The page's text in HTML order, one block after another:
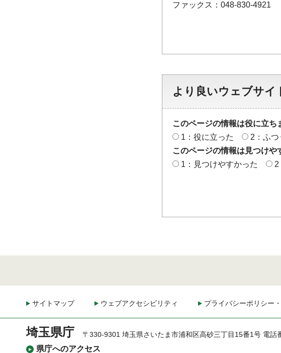
ファックス：048-830-4921
より良いウェブサ
このページの情報は役に立ち
1：役に立った
2：ふつ
このページの情報は見つけや
1：見つけやすかった
2
サイトマップ ウェブアクセシビリティ プライバシーポリシー
埼玉県庁
県庁へのアクセス
〒330-9301 埼玉県さいたま市浦和区高砂三丁目15番1号 電話